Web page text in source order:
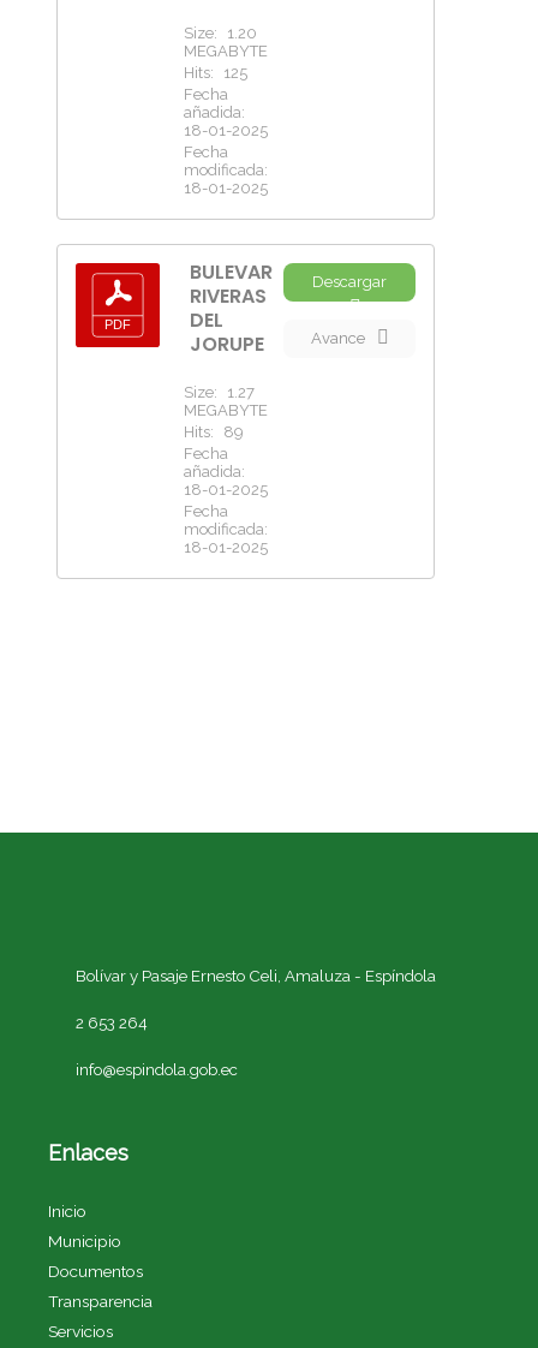
Size:
1.20
MEGABYTE
Hits:
125
Fecha
añadida:
18-01-2025
Fecha
modificada:
18-01-2025
BULEVAR
RIVERAS
DEL
JORUPE
Size:
1.27
MEGABYTE
Hits:
89
Fecha
añadida:
18-01-2025
Fecha
modificada:
18-01-2025
Descargar
Avance
Bolívar y Pasaje Ernesto Celi, Amaluza - Espíndola
2 653 264
info@espindola.gob.ec
Enlaces
Inicio
Municipio
Documentos
Transparencia
Servicios